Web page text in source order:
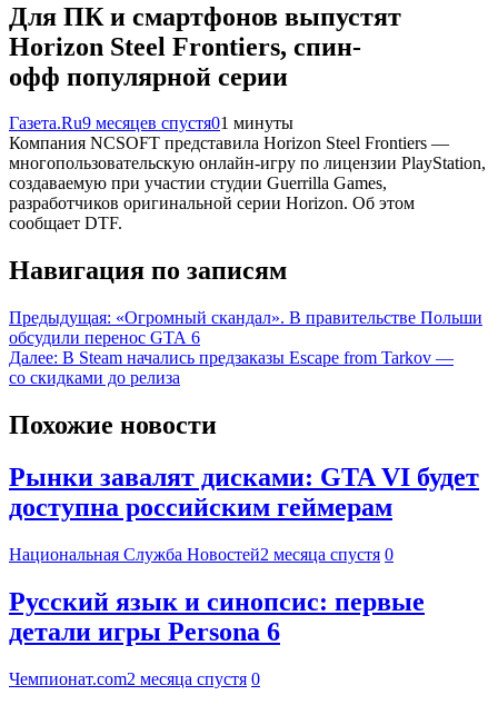
Для ПК и смартфонов выпустят
Horizon Steel Frontiers, спин-
офф популярной серии
Газета.Ru9 месяцев спустя01 минуты
Компания NCSOFT представила Horizon Steel Frontiers —
многопользовательскую онлайн-игру по лицензии PlayStation,
создаваемую при участии студии Guerrilla Games,
разработчиков оригинальной серии Horizon. Об этом
сообщает DTF.
Навигация по записям
Предыдущая: «Огромный скандал». В правительстве Польши
обсудили перенос GTA 6
Далее: В Steam начались предзаказы Escape from Tarkov —
со скидками до релиза
Похожие новости
Рынки завалят дисками: GTA VI будет
доступна российским геймерам
Национальная Служба Новостей2 месяца спустя 0
Русский язык и синопсис: первые
детали игры Persona 6
Чемпионат.com2 месяца спустя 0